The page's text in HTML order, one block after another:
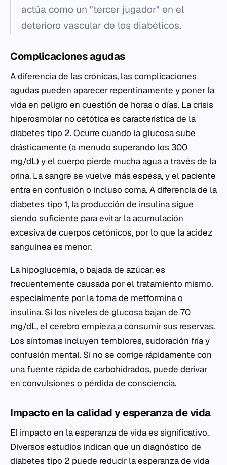
actúa como un "tercer jugador" en el
deterioro vascular de los diabéticos.
Complicaciones agudas
A diferencia de las crónicas, las complicaciones
agudas pueden aparecer repentinamente y poner la
vida en peligro en cuestión de horas o días. La crisis
hiperosmolar no cetótica es característica de la
diabetes tipo 2. Ocurre cuando la glucosa sube
drásticamente (a menudo superando los 300
mg/dL) y el cuerpo pierde mucha agua a través de la
orina. La sangre se vuelve más espesa, y el paciente
entra en confusión o incluso coma. A diferencia de la
diabetes tipo 1, la producción de insulina sigue
siendo suficiente para evitar la acumulación
excesiva de cuerpos cetónicos, por lo que la acidez
sanguínea es menor.
La hipoglucemia, o bajada de azúcar, es
frecuentemente causada por el tratamiento mismo,
especialmente por la toma de metformina o
insulina. Si los niveles de glucosa bajan de 70
mg/dL, el cerebro empieza a consumir sus reservas.
Los síntomas incluyen temblores, sudoración fría y
confusión mental. Si no se corrige rápidamente con
una fuente rápida de carbohidrados, puede derivar
en convulsiones o pérdida de consciencia.
Impacto en la calidad y esperanza de vida
El impacto en la esperanza de vida es significativo.
Diversos estudios indican que un diagnóstico de
diabetes tipo 2 puede reducir la esperanza de vida